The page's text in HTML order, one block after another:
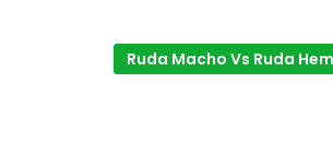
Ruda Macho Vs Ruda